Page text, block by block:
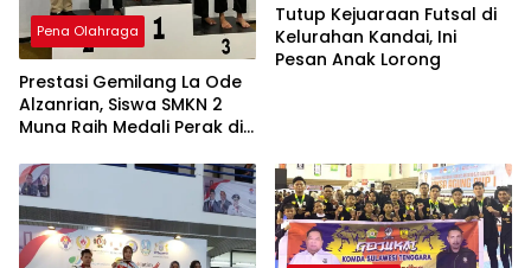
Pena Olahraga
Prestasi Gemilang La Ode
Alzanrian, Siswa SMKN 2
Muna Raih Medali Perak di
Tutup Kejuaraan Futsal di
Kelurahan Kandai, Ini
Pesan Anak Lorong